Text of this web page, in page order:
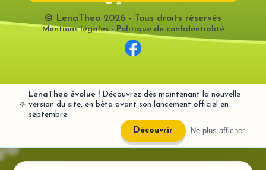
© LenaTheo 2026 - Tous droits réservés
Mentions légales-Politique de confidentialité
⭐
LenaTheo évolue ! Découvrez dès maintenant la nouvelle
version du site, en bêta avant son lancement officiel en
septembre.
Découvrir
Ne plus afficher